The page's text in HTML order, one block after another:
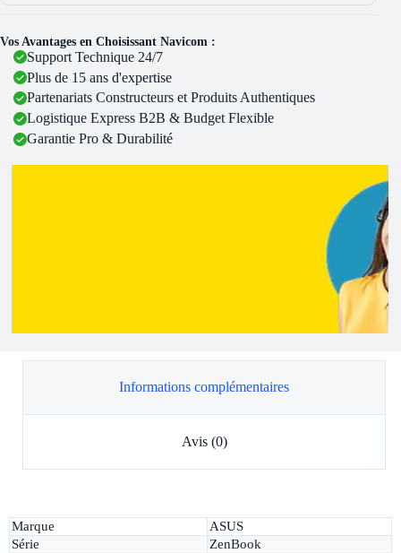
Vos Avantages en Choisissant Navicom :
Support Technique 24/7
Plus de 15 ans d'expertise
Partenariats Constructeurs et Produits Authentiques
Logistique Express B2B & Budget Flexible
Garantie Pro & Durabilité
Informations complémentaires
Avis (0)
Marque
ASUS
Série
ZenBook